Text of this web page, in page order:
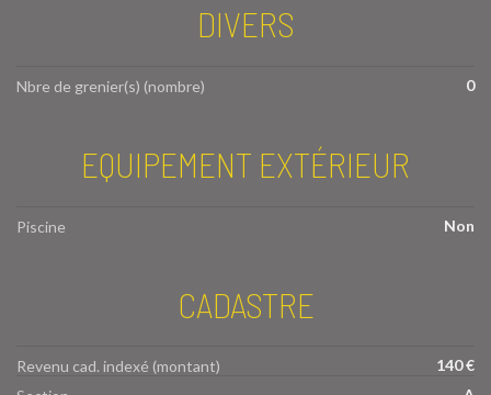
DIVERS
Nbre de grenier(s) (nombre) 0
EQUIPEMENT EXTÉRIEUR
Piscine Non
CADASTRE
Revenu cad. indexé (montant)
140 €